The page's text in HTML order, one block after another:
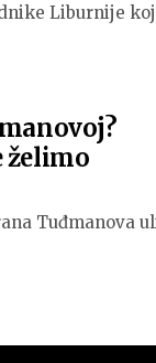
Liburnije
želimo
Tuđmanova